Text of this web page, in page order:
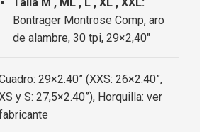
Talla M , ML , L , XL , XXL:
Bontrager Montrose Comp, aro
de alambre, 30 tpi, 29×2,40"
29×2.40” (XXS: 26×2.40”,
y S: 27,5×2.40”), Horquilla: ver